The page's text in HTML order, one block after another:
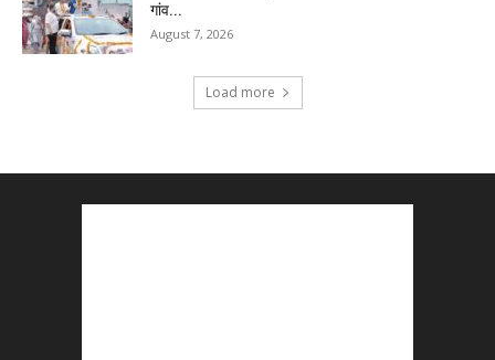
गांव...
August 7, 2026
Load more